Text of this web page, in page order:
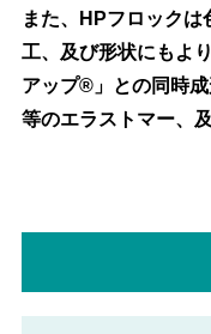
また、HPフロック
工、及び形状にもよ
アップ®」との同時
等のエラストマー、